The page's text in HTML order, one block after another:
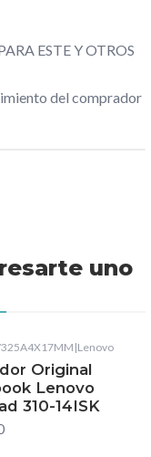
ESTE Y OTROS
del comprador
uno
|Lenovo
Original
Lenovo
310-14ISK